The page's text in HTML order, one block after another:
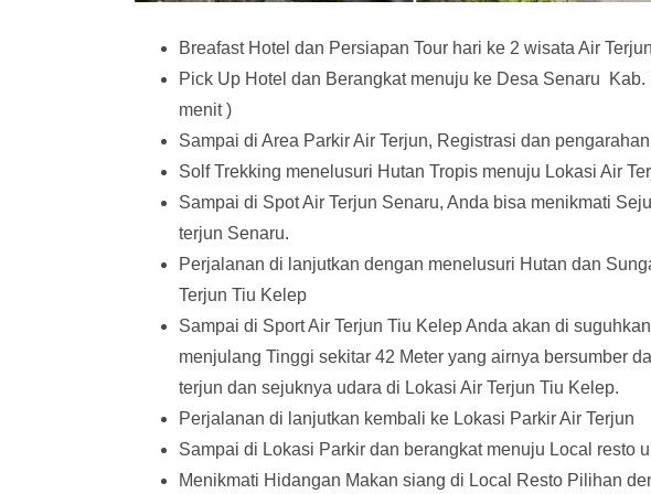
Breafast Hotel dan Persiapan Tour hari ke 2 wisata Air
Pick Up Hotel dan Berangkat menuju ke Desa Senaru
menit )
Sampai di Area Parkir Air Terjun, Registrasi dan
Solf Trekking menelusuri Hutan Tropis menuju Lokasi Air
Sampai di Spot Air Terjun Senaru, Anda bisa menikmati
terjun Senaru.
Perjalanan di lanjutkan dengan menelusuri Hutan dan
Terjun Tiu Kelep
Sampai di Sport Air Terjun Tiu Kelep Anda akan di
menjulang Tinggi sekitar 42 Meter yang airnya bersumber
terjun dan sejuknya udara di Lokasi Air Terjun Tiu Kelep.
Perjalanan di lanjutkan kembali ke Lokasi Parkir Air Terjun
Sampai di Lokasi Parkir dan berangkat menuju Local resto
Menikmati Hidangan Makan siang di Local Resto Pilihan